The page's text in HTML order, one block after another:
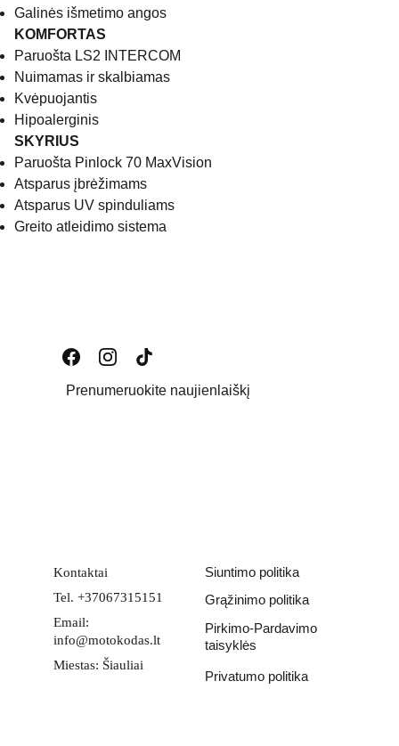
Galinės išmetimo angos
KOMFORTAS
Paruošta LS2 INTERCOM
Nuimamas ir skalbiamas
Kvėpuojantis
Hipoalerginis
SKYRIUS
Paruošta Pinlock 70 MaxVision
Atsparus įbrėžimams
Atsparus UV spinduliams
Greito atleidimo sistema
Prenumeruokite naujienlaiškį
Kontaktai
Tel. +37067315151
Email:
info@motokodas.lt
Miestas: Šiauliai
Siuntimo politika
Grąžinimo politika
Pirkimo-Pardavimo
taisyklės
Privatumo politika